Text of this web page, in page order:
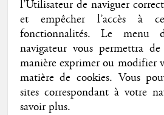
l’Utilisateur de naviguer
et empêcher l’accès à
fonctionnalités. Le menu
navigateur vous permettra
manière exprimer ou modifier
matière de cookies. Vous
sites correspondant à votre
savoir plus.